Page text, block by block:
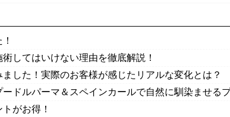
してはいけない理由を徹底解説！
した！実際のお客様が感じたリアルな変化とは？
ドルパーマ＆スペインカールで自然に馴染ませる
がお得！